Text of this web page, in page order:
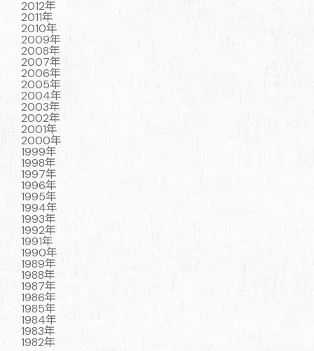
2012年
2011年
2010年
2009年
2008年
2007年
2006年
2005年
2004年
2003年
2002年
2001年
2000年
1999年
1998年
1997年
1996年
1995年
1994年
1993年
1992年
1991年
1990年
1989年
1988年
1987年
1986年
1985年
1984年
1983年
1982年